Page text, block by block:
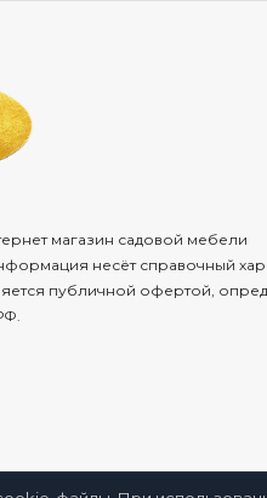
магазин садовой мебели
несёт справочный
публичной офертой,